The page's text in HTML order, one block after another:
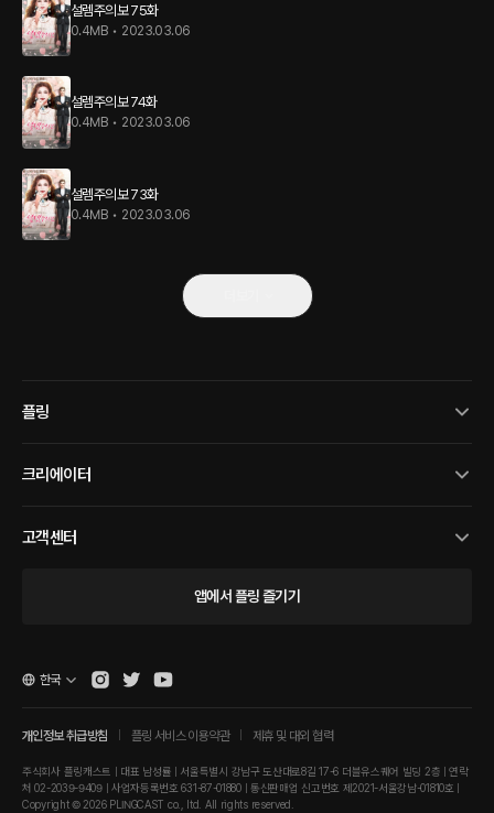
설렘주의보 75화
0.4MB • 2023.03.06
설렘주의보 74화
0.4MB • 2023.03.06
설렘주의보 73화
0.4MB • 2023.03.06
플링
크리에이터
고객센터
앱에서 플링 즐기기
개인정보 취급방침 플링 서비스 이용약관 제휴 및 대외 협력
주식회사 플링캐스트 | 대표 남성률 | 서울특별시 강남구 도산대로8길 17-6 더블유스퀘어 빌딩 2층 | 연락
처 02-2039-9409 | 사업자등록번호 631-87-01880 | 통신판매업 신고번호 제2021-서울강남-01810호 |
Copyright © 2026 PLINGCAST co., ltd. All rights reserved.
한국